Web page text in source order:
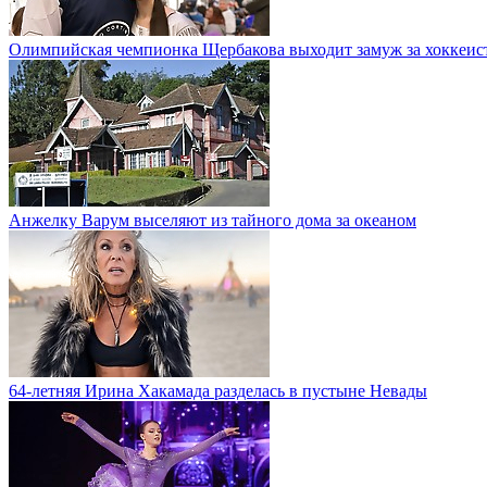
Олимпийская чемпионка Щербакова выходит замуж за
Анжелку Варум выселяют из тайного дома за океаном
64-летняя Ирина Хакамада разделась в пустыне Невады